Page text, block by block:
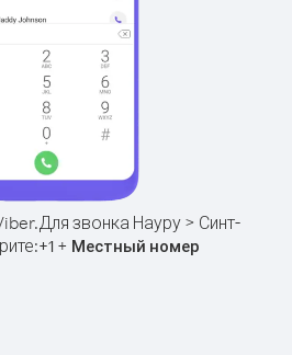
Для звонка Науру > Синт-
+1+ Местный номер